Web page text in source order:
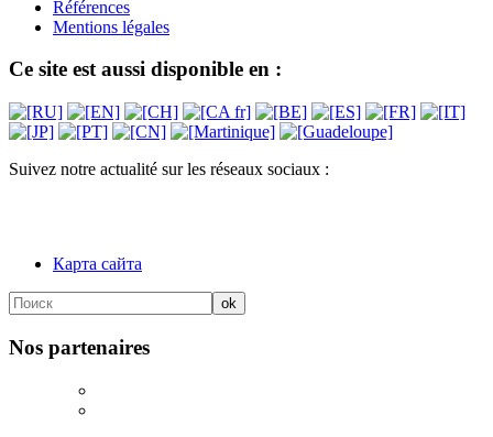
Références
Mentions légales
Ce site est aussi disponible en :
Suivez notre actualité sur les réseaux sociaux :
Карта сайта
Nos partenaires